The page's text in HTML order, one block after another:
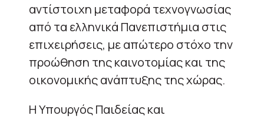
αντίστοιχη μεταφορά τεχνογνωσίας
από τα ελληνικά Πανεπιστήμια στις
επιχειρήσεις, με απώτερο στόχο την
προώθηση της καινοτομίας και της
οικονομικής ανάπτυξης της χώρας.
Η Υπουργός Παιδείας και